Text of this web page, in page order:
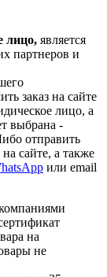
лицо, является
партнеров и
заказ на сайте
лицо, а
выбрана -
отправить
сайте, а также
или email
на
не